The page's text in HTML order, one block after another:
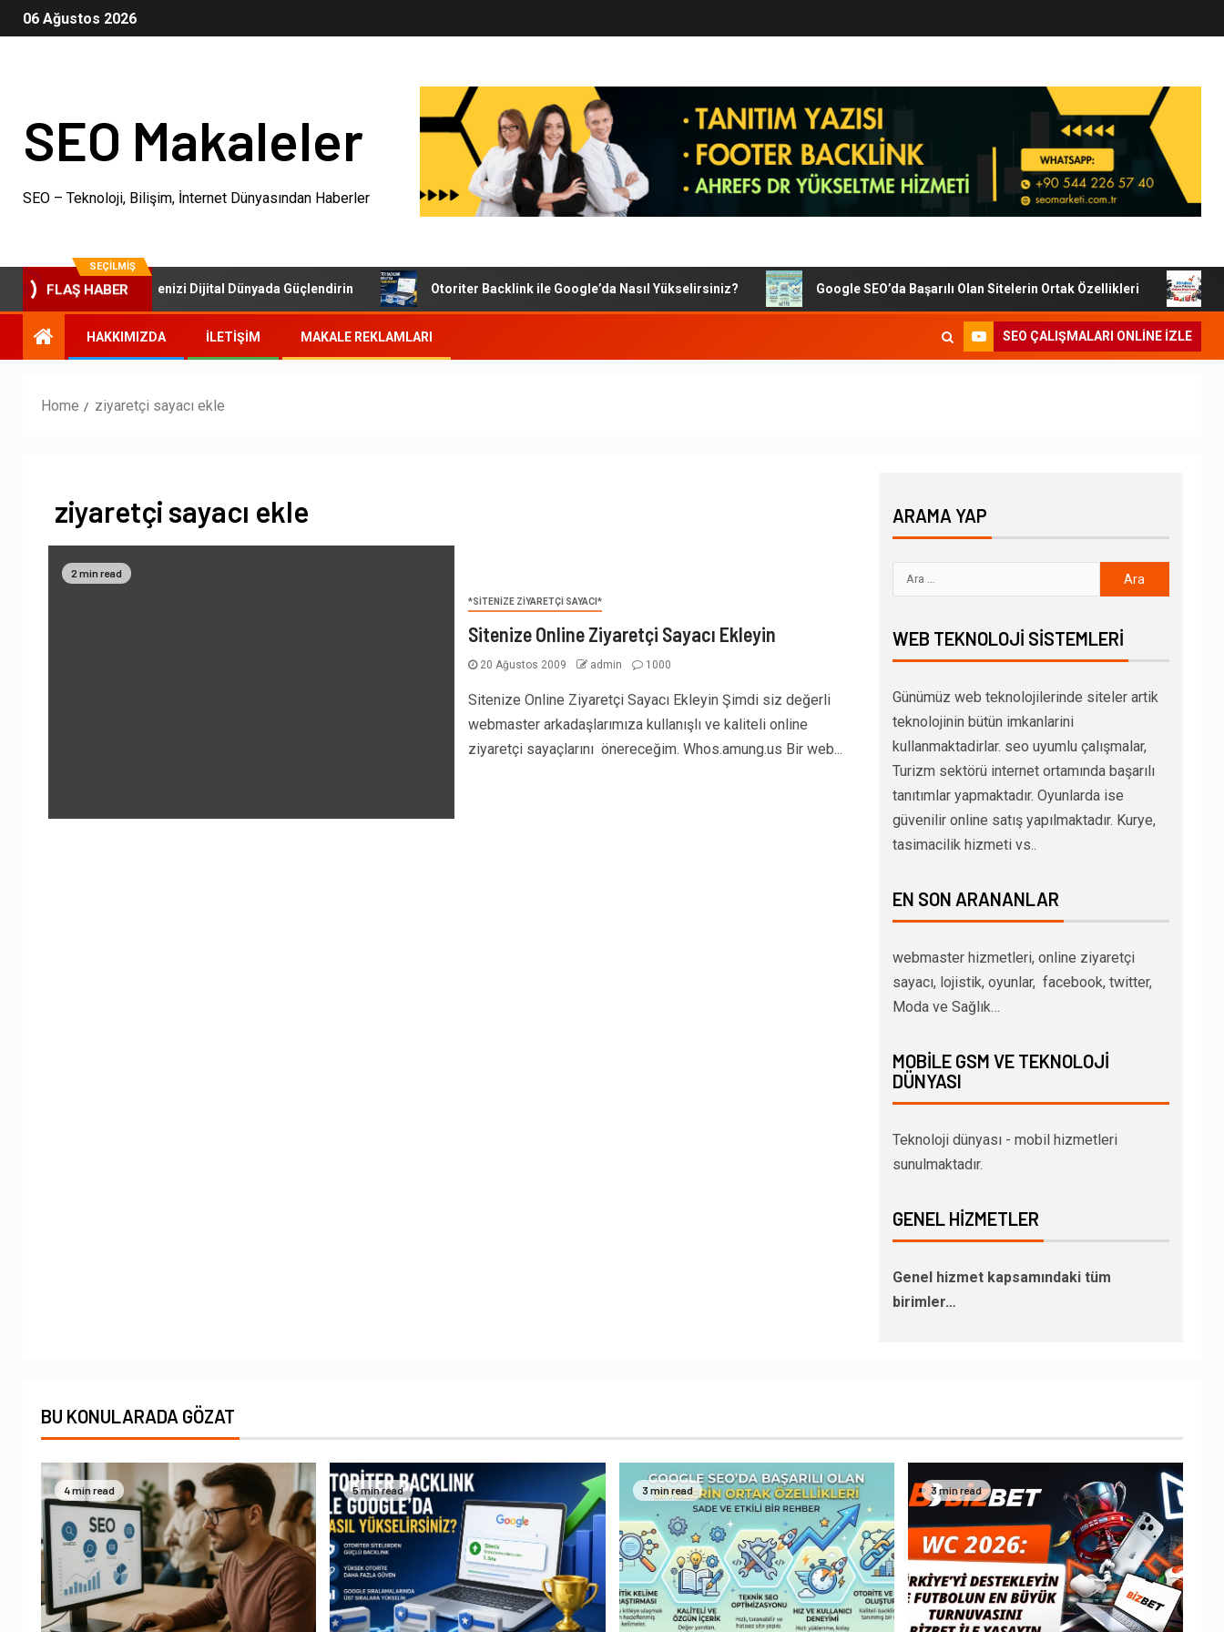
06 Ağustos 2026
SEO Makaleler
SEO – Teknoloji, Bilişim, İnternet Dünyasından Haberler
SEÇILMIŞ
FLAŞ HABER
SEO Paketleri: İşletmenizi Dijital Dünyada Güçlendirin Otoriter Backlink ile Google’da Nasıl Yükselirsiniz? Google SEO’da Başarılı Olan Sitelerin Ortak Özellikleri
HAKKIMIZDA İLETIŞIM MAKALE REKLAMLARI SEO ÇALIŞMALARI ONLINE IZLE
Home ziyaretçi sayacı ekle
ziyaretçi sayacı ekle
2 min read
*SİTENİZE ZİYARETÇİ SAYACI*
Sitenize Online Ziyaretçi Sayacı Ekleyin
20 Ağustos 2009 admin 1000
Sitenize Online Ziyaretçi Sayacı Ekleyin Şimdi siz değerli
webmaster arkadaşlarımıza kullanışlı ve kaliteli online
ziyaretçi sayaçlarını önereceğim. Whos.amung.us Bir web...
ARAMA YAP
WEB TEKNOLOJI SISTEMLERI
Günümüz web teknolojilerinde siteler artik
teknolojinin bütün imkanlarini
kullanmaktadirlar. seo uyumlu çalışmalar,
Turizm sektörü internet ortamında başarılı
tanıtımlar yapmaktadır. Oyunlarda ise
güvenilir online satış yapılmaktadır. Kurye,
tasimacilik hizmeti vs..
EN SON ARANANLAR
webmaster hizmetleri, online ziyaretçi
sayacı, lojistik, oyunlar, facebook, twitter,
Moda ve Sağlık…
MOBILE GSM VE TEKNOLOJI
DÜNYASI
Teknoloji dünyası - mobil hizmetleri
sunulmaktadır.
GENEL HIZMETLER
Genel hizmet kapsamındaki tüm
birimler…
BU KONULARADA GÖZAT
4 min read 5 min read 3 min read 3 min read